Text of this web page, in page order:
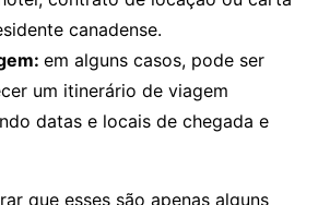
canadense.
em alguns casos, pode ser
um itinerário de viagem
datas e locais de chegada e
que esses são apenas alguns